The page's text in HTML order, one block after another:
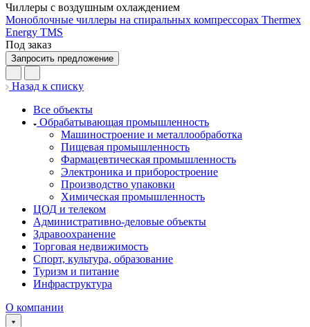
Чиллеры с воздушным охлаждением
Моноблочные чиллеры на спиральных компрессорах Thermex
Energy TMS
Под заказ
Запросить предложение
Назад к списку
Все объекты
Обрабатывающая промышленность
Машиностроение и металлообработка
Пищевая промышленность
Фармацевтическая промышленность
Электроника и приборостроение
Производство упаковки
Химическая промышленность
ЦОД и телеком
Административно-деловые объекты
Здравоохранение
Торговая недвижимость
Спорт, культура, образование
Туризм и питание
Инфраструктура
О компании